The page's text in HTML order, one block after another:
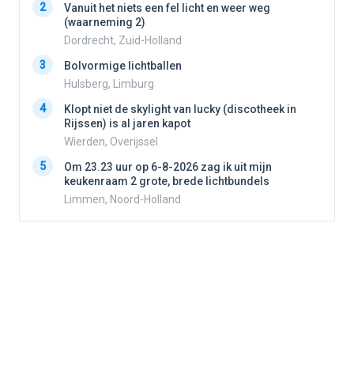
2
Vanuit het niets een fel licht en weer weg
(waarneming 2)
Dordrecht, Zuid-Holland
3
Bolvormige lichtballen
Hulsberg, Limburg
4
Klopt niet de skylight van lucky (discotheek in
Rijssen) is al jaren kapot
Wierden, Overijssel
5
Om 23.23 uur op 6-8-2026 zag ik uit mijn
keukenraam 2 grote, brede lichtbundels
Limmen, Noord-Holland